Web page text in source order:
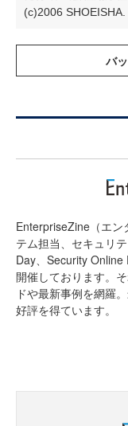
(c)2006
EnterpriseZine（エン
テム担当、セキュリ
Day、Security
開催しております。
ドや最新事例を網羅
好評を得ています。